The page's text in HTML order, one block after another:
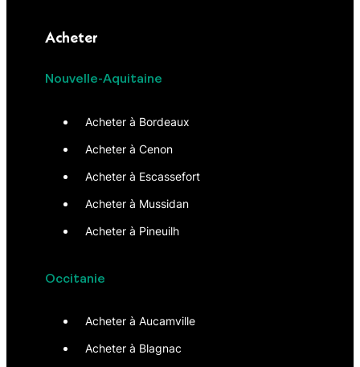
Acheter
Nouvelle-Aquitaine
Acheter à Bordeaux
Acheter à Cenon
Acheter à Escassefort
Acheter à Mussidan
Acheter à Pineuilh
Occitanie
Acheter à Aucamville
Acheter à Blagnac